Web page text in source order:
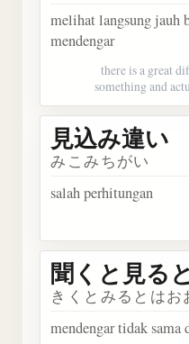
melihat langsung jauh
mendengar
there is a great
something and
見込み違い
みこみちがい
salah perhitungan
聞くと見る
きくとみるとはお
mendengar tidak sama